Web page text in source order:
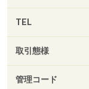
TEL
取引態様
管理コード